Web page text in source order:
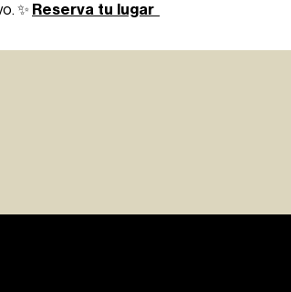
✨ Reserva tu lugar